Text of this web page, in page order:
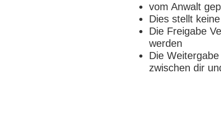
vom Anwalt
Dies stellt
Die Freigabe
werden
Die
zwischen dir